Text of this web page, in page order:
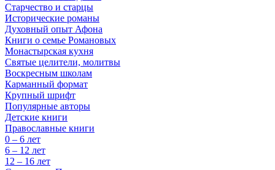
Старчество и старцы
Исторические романы
Духовный опыт Афона
Книги о семье Романовых
Монастырская кухня
Святые целители, молитвы
Воскресным школам
Карманный формат
Крупный шрифт
Популярные авторы
Детские книги
Православные книги
0 – 6 лет
6 – 12 лет
12 – 16 лет